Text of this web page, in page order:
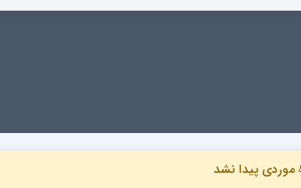
موردی پیدا نشد